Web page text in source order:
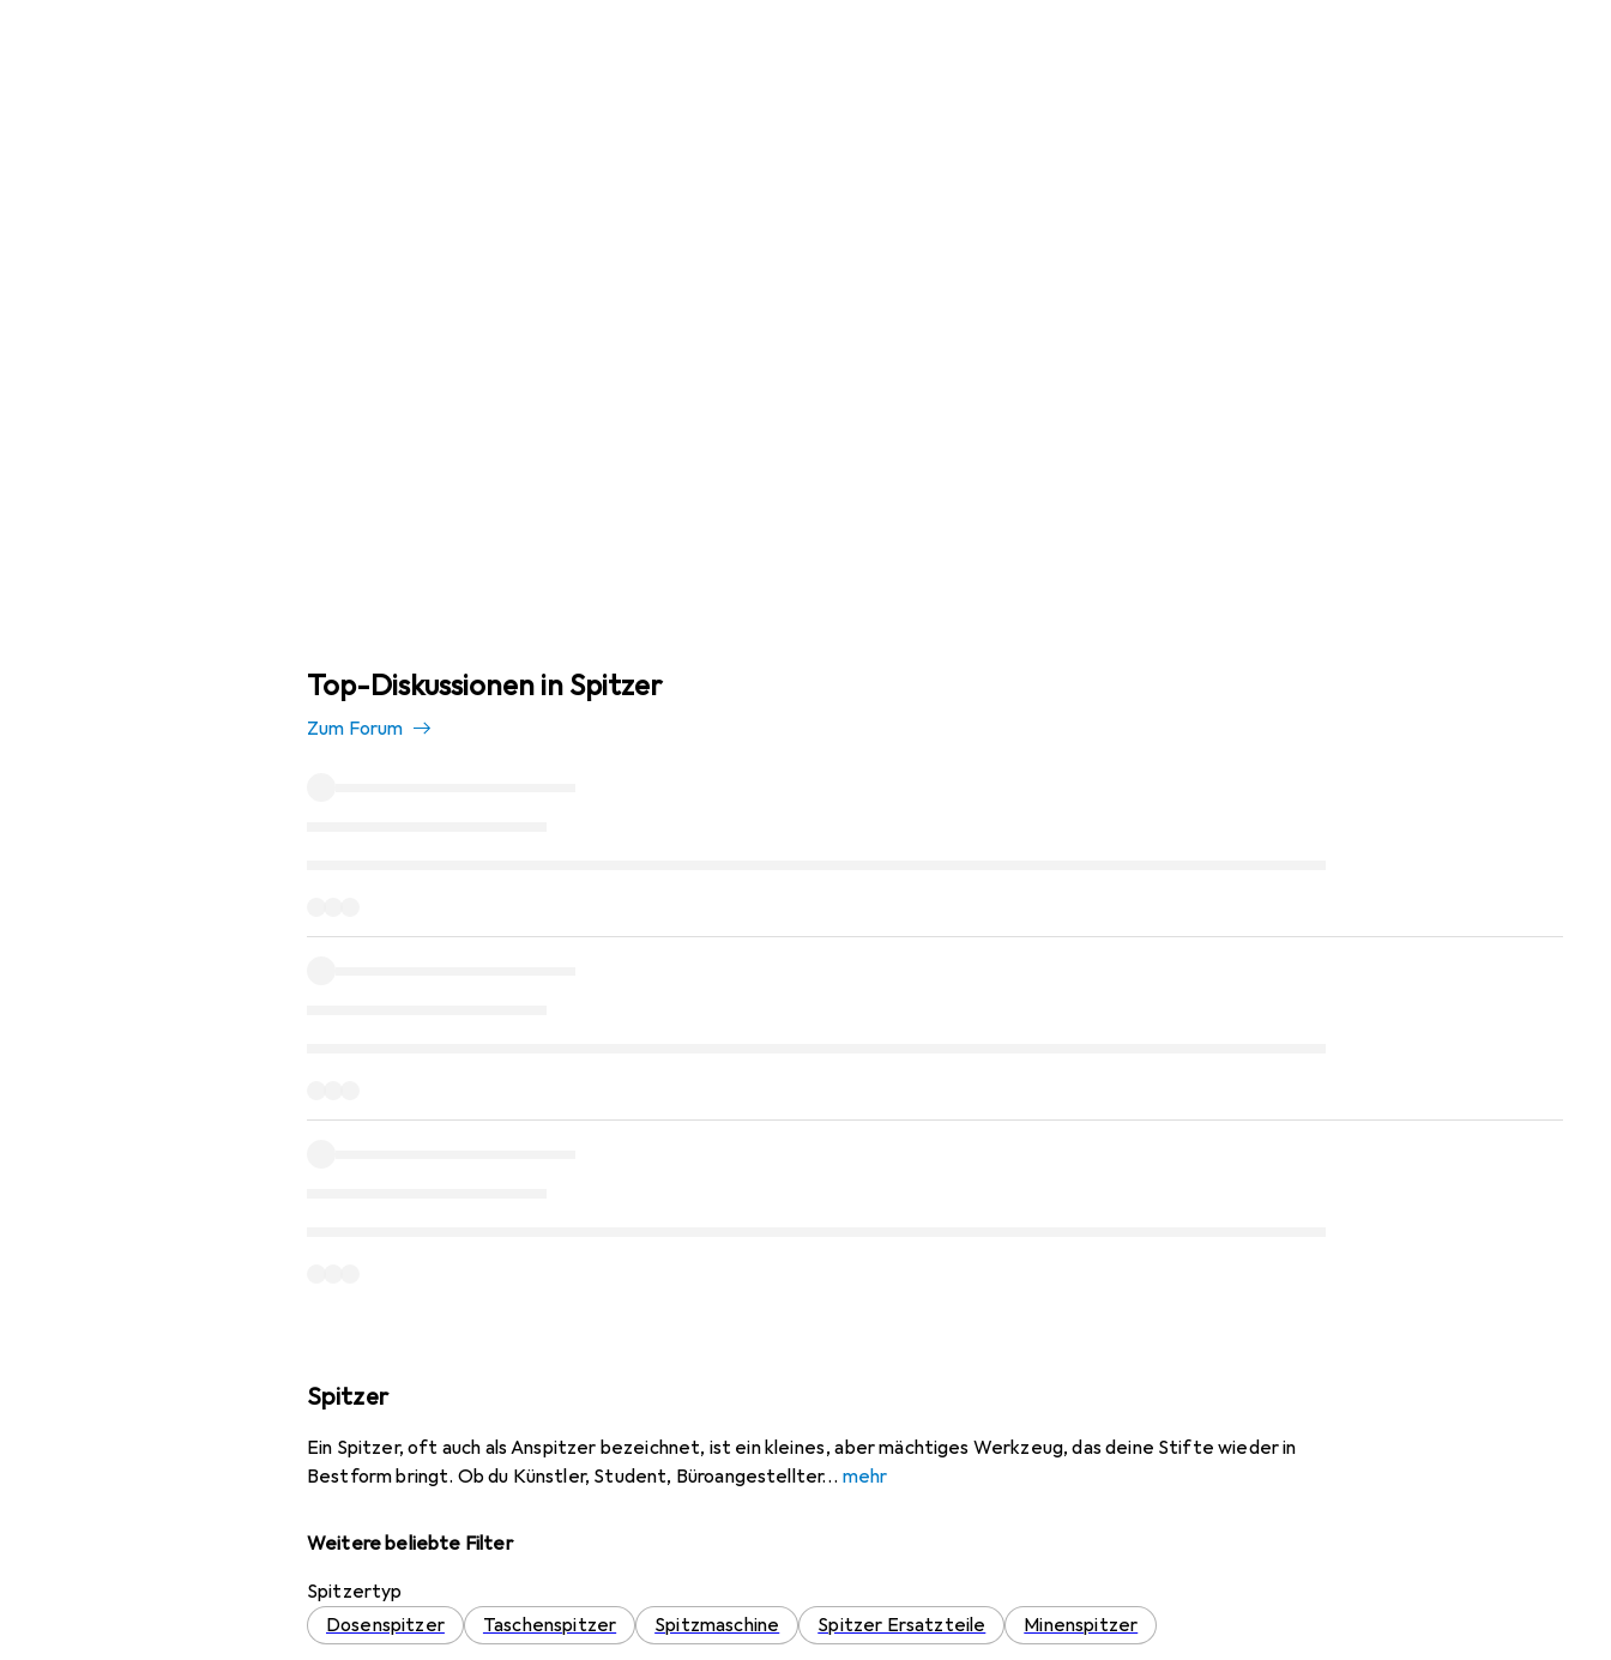
Top-Diskussionen in Spitzer
Zum Forum
Spitzer
Ein Spitzer, oft auch als Anspitzer bezeichnet, ist ein kleines, aber mächtiges Werkzeug, das deine Stifte wieder in
Bestform bringt. Ob du Künstler, Student, Büroangestellter
mehr
Weitere beliebte Filter
Spitzertyp
Dosenspitzer
Taschenspitzer Spitzmaschine Spitzer Ersatzteile Minenspitzer